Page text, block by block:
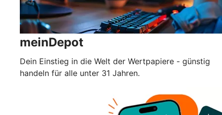
meinDepot
Dein Einstieg in die Welt der Wertpapiere - günstig
handeln für alle unter 31 Jahren.